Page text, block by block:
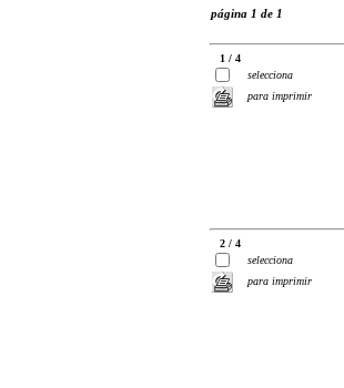
página 1 de 1
1 / 4
selecciona
para imprimir
2 / 4
selecciona
para imprimir